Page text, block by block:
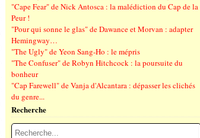
"Cape Fear" de Nick Antosca : la malédiction du Cap de la
Peur !
"Pour qui sonne le glas" de Dawance et Morvan : adapter
Hemingway…
"The Ugly" de Yeon Sang-Ho : le mépris
"The Confuser" de Robyn Hitchcock : la poursuite du
bonheur
"Cap Farewell" de Vanja d'Alcantara : dépasser les clichés
du genre...
Recherche